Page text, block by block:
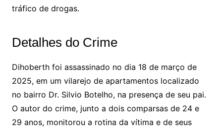
tráfico de drogas.
Detalhes do Crime
Dihoberth foi assassinado no dia 18 de março de
2025, em um vilarejo de apartamentos localizado
no bairro Dr. Silvio Botelho, na presença de seu pai.
O autor do crime, junto a dois comparsas de 24 e
29 anos, monitorou a rotina da vítima e de seus